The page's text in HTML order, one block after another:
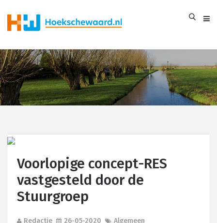
Voorlopige concept-RES
vastgesteld door de
Stuurgroep
Redactie 26-05-2020 Algemeen